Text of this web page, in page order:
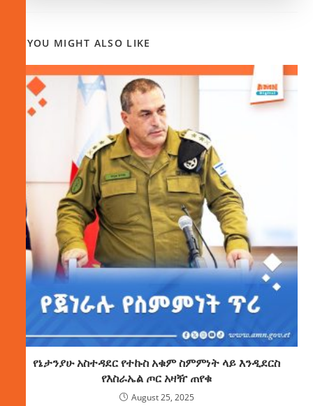
YOU MIGHT ALSO LIKE
የኔታንያሁ አስተዳደር የተኩስ አቁም ስምምነት ላይ እንዲደርስ
የእስራኤል ጦር አዛዥ ጠየቁ
August 25, 2025